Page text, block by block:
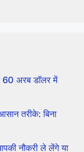
60 अरब डॉलर में
तरीके: बिना
नौकरी ले लेंगे या